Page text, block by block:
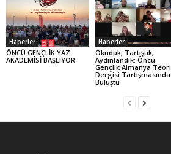
Haberler
ÖNCÜ GENÇLİK YAZ
AKADEMİSİ BAŞLIYOR
Haberler
Okuduk, Tartıştık,
Aydınlandık: Öncü
Gençlik Almanya Teori
Dergisi Tartışmasında
Buluştu